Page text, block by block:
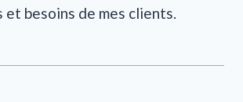
et besoins de mes clients.